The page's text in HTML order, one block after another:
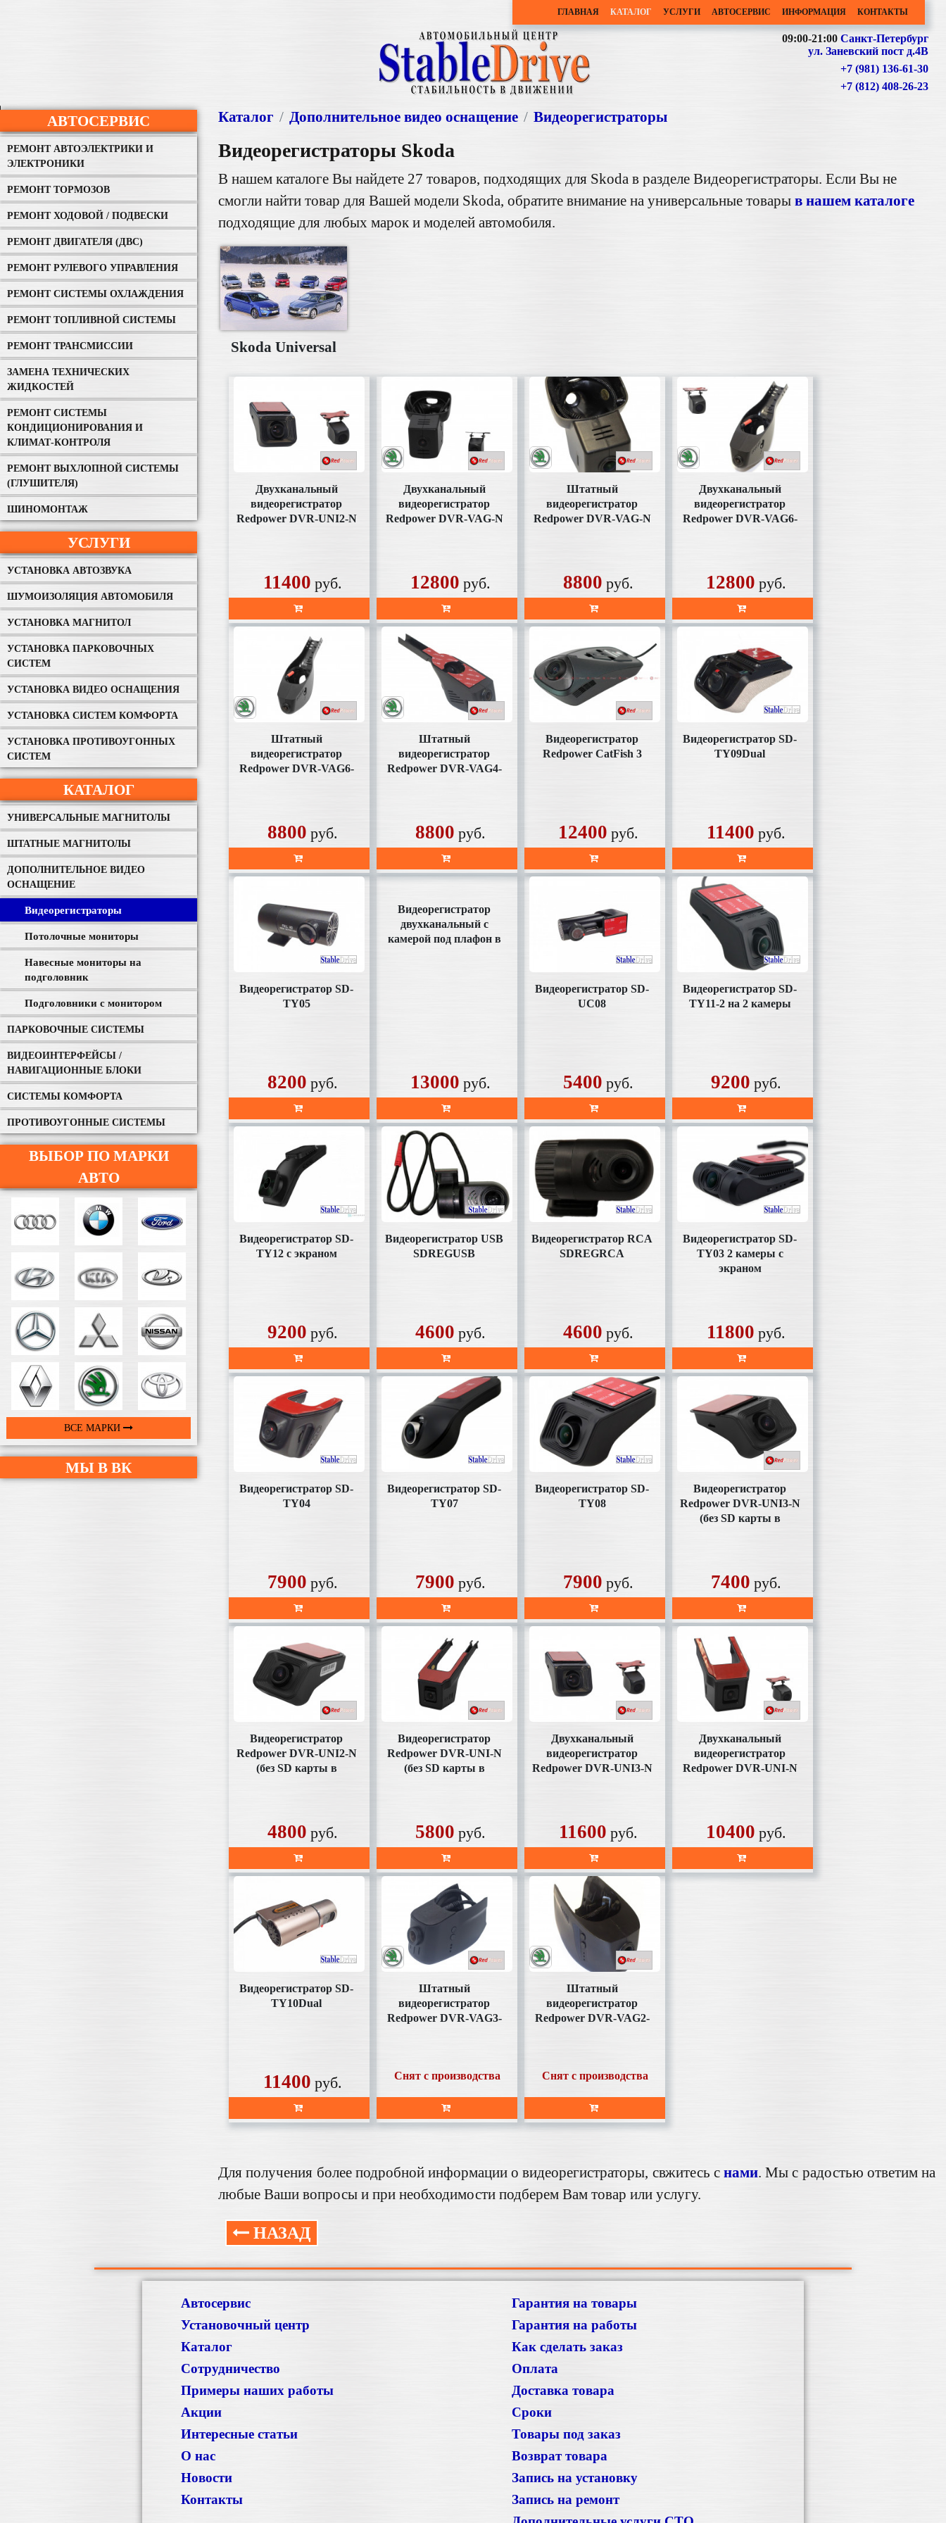
ГЛАВНАЯ КАТАЛОГ УСЛУГИ АВТОСЕРВИС ИНФОРМАЦИЯ КОНТАКТЫ
09:00-21:00 Санкт-Петербург
ул. Заневский пост д.4В
+7 (981) 136-61-30
+7 (812) 408-26-23
АВТОСЕРВИС
РЕМОНТ АВТОЭЛЕКТРИКИ И
ЭЛЕКТРОНИКИ
РЕМОНТ ТОРМОЗОВ
РЕМОНТ ХОДОВОЙ / ПОДВЕСКИ
РЕМОНТ ДВИГАТЕЛЯ (ДВС)
РЕМОНТ РУЛЕВОГО УПРАВЛЕНИЯ
РЕМОНТ СИСТЕМЫ ОХЛАЖДЕНИЯ
РЕМОНТ ТОПЛИВНОЙ СИСТЕМЫ
РЕМОНТ ТРАНСМИССИИ
ЗАМЕНА ТЕХНИЧЕСКИХ
ЖИДКОСТЕЙ
РЕМОНТ СИСТЕМЫ
КОНДИЦИОНИРОВАНИЯ И
КЛИМАТ-КОНТРОЛЯ
РЕМОНТ ВЫХЛОПНОЙ СИСТЕМЫ
(ГЛУШИТЕЛЯ)
ШИНОМОНТАЖ
УСЛУГИ
УСТАНОВКА АВТОЗВУКА
ШУМОИЗОЛЯЦИЯ АВТОМОБИЛЯ
УСТАНОВКА МАГНИТОЛ
УСТАНОВКА ПАРКОВОЧНЫХ
СИСТЕМ
УСТАНОВКА ВИДЕО ОСНАЩЕНИЯ
УСТАНОВКА СИСТЕМ КОМФОРТА
УСТАНОВКА ПРОТИВОУГОННЫХ
СИСТЕМ
КАТАЛОГ
УНИВЕРСАЛЬНЫЕ МАГНИТОЛЫ
ШТАТНЫЕ МАГНИТОЛЫ
ДОПОЛНИТЕЛЬНОЕ ВИДЕО
ОСНАЩЕНИЕ
Видеорегистраторы
Потолочные мониторы
Навесные мониторы на
подголовник
Подголовники с монитором
ПАРКОВОЧНЫЕ СИСТЕМЫ
ВИДЕОИНТЕРФЕЙСЫ /
НАВИГАЦИОННЫЕ БЛОКИ
СИСТЕМЫ КОМФОРТА
ПРОТИВОУГОННЫЕ СИСТЕМЫ
ВЫБОР ПО МАРКИ
АВТО
ВСЕ МАРКИ
МЫ В ВК
Каталог Дополнительное видео оснащение Видеорегистраторы
Видеорегистраторы Skoda
В нашем каталоге Вы найдете 27 товаров, подходящих для Skoda в разделе Видеорегистраторы. Если Вы не
смогли найти товар для Вашей модели Skoda, обратите внимание на универсальные товарыв нашем каталоге
подходящие для любых марок и моделей автомобиля.
Skoda Universal
Двухканальный
видеорегистратор
Redpower DVR-UNI2-N
11400 руб.
Двухканальный
видеорегистратор
Redpower DVR-VAG-N
12800 руб.
Штатный
видеорегистратор
Redpower DVR-VAG-N
8800 руб.
Двухканальный
видеорегистратор
Redpower DVR-VAG6-
12800 руб.
Штатный
видеорегистратор
Redpower DVR-VAG6-
8800 руб.
Штатный
видеорегистратор
Redpower DVR-VAG4-
8800 руб.
Видеорегистратор
Redpower CatFish 3
12400 руб.
Видеорегистратор SD-
TY09Dual
11400 руб.
Видеорегистратор SD-
TY05
8200 руб.
Видеорегистратор
двухканальный с
камерой под плафон в
13000 руб.
Видеорегистратор SD-
UC08
5400 руб.
Видеорегистратор SD-
TY11-2 на 2 камеры
9200 руб.
Видеорегистратор SD-
TY12 с экраном
9200 руб.
Видеорегистратор USB
SDREGUSB
4600 руб.
Видеорегистратор RCA
SDREGRCA
4600 руб.
Видеорегистратор SD-
TY03 2 камеры с
экраном
11800 руб.
Видеорегистратор SD-
TY04
7900 руб.
Видеорегистратор SD-
TY07
7900 руб.
Видеорегистратор SD-
TY08
7900 руб.
Видеорегистратор
Redpower DVR-UNI3-N
(без SD карты в
7400 руб.
Видеорегистратор
Redpower DVR-UNI2-N
(без SD карты в
4800 руб.
Видеорегистратор
Redpower DVR-UNI-N
(без SD карты в
5800 руб.
Двухканальный
видеорегистратор
Redpower DVR-UNI3-N
11600 руб.
Двухканальный
видеорегистратор
Redpower DVR-UNI-N
10400 руб.
Видеорегистратор SD-
TY10Dual
11400 руб.
Штатный
видеорегистратор
Redpower DVR-VAG3-
Снят с производства
Штатный
видеорегистратор
Redpower DVR-VAG2-
Снят с производства
Для получения более подробной информации о видеорегистраторы, свжитесь с нами. Мы с радостью ответим на
любые Ваши вопросы и при необходимости подберем Вам товар или услугу.
НАЗАД
Автосервис
Установочный центр
Каталог
Сотрудничество
Примеры наших работы
Акции
Интересные статьи
О нас
Новости
Контакты
Гарантия на товары
Гарантия на работы
Как сделать заказ
Оплата
Доставка товара
Сроки
Товары под заказ
Возврат товара
Запись на установку
Запись на ремонт